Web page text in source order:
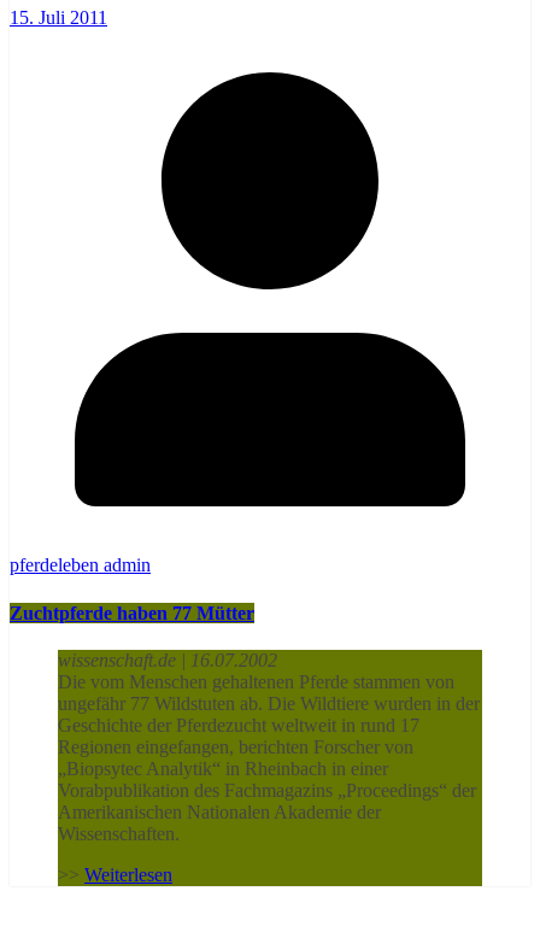
15. Juli 2011
pferdeleben admin
Zuchtpferde haben 77 Mütter
wissenschaft.de | 16.07.2002
Die vom Menschen gehaltenen Pferde stammen von
ungefähr 77 Wildstuten ab. Die Wildtiere wurden in der
Geschichte der Pferdezucht weltweit in rund 17
Regionen eingefangen, berichten Forscher von
„Biopsytec Analytik“ in Rheinbach in einer
Vorabpublikation des Fachmagazins „Proceedings“ der
Amerikanischen Nationalen Akademie der
Wissenschaften.
>> Weiterlesen